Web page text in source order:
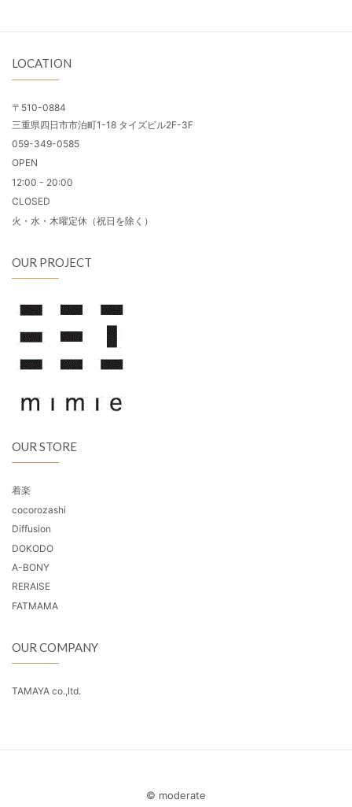
LOCATION
〒510-0884
三重県四日市市泊町1-18 タイズビル2F-3F
059-349-0585
OPEN
12:00 - 20:00
CLOSED
火・水・木曜定休（祝日を除く）
OUR PROJECT
OUR STORE
着楽
cocorozashi
Diffusion
DOKODO
A-BONY
RERAISE
FATMAMA
OUR COMPANY
TAMAYA co.,ltd.
© moderate